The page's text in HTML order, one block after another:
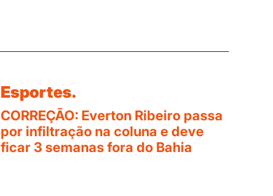
Esportes.
CORREÇÃO: Everton Ribeiro passa
por infiltração na coluna e deve
ficar 3 semanas fora do Bahia